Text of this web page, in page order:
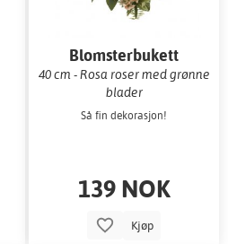
Blomsterbukett
40 cm - Rosa roser med grønne
blader
Så fin dekorasjon!
139 NOK
Kjøp